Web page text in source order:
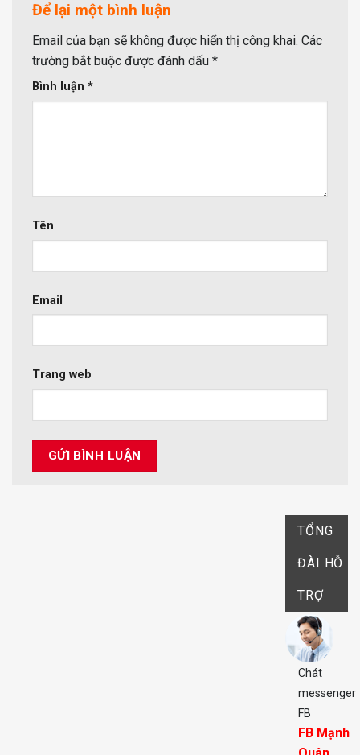
Để lại một bình luận
Email của bạn sẽ không được hiển thị công khai. Các
trường bắt buộc được đánh dấu *
Bình luận *
Tên
Email
Trang web
TỔNG
ĐÀI HỖ
TRỢ
Chát
messenger
FB
FB Mạnh